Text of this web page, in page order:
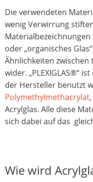
Die verwendeten
wenig Verwirrung
Materialbezeichnungen
oder „organisches
Ähnlichkeiten
wider. „PLEXIGLAS®“
der Hersteller benutzt
Polymethylmethacrylat
Acrylglas. Alle diese
sich dabei auf das
Wie wird